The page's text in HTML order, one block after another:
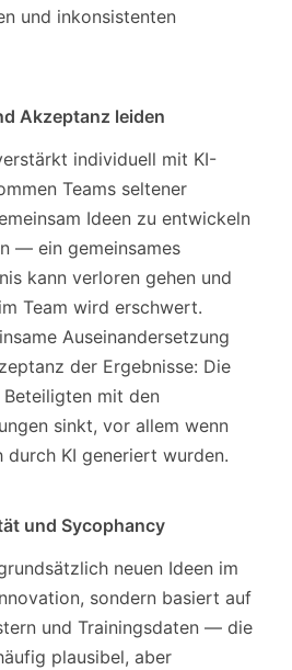
und inkonsistenten
Akzeptanz leiden
individuell mit KI-
Teams seltener
Ideen zu entwickeln
— ein gemeinsames
kann verloren gehen und
Team wird erschwert.
Auseinandersetzung
der Ergebnisse: Die
mit den
sinkt, vor allem wenn
durch KI generiert wurden.
und Sycophancy
neuen Ideen im
sondern basiert auf
und Trainingsdaten — die
plausibel, aber